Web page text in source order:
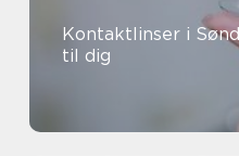
Kontaktlinser i
til dig